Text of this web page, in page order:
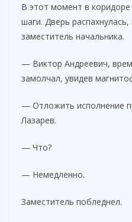
В этот момент в
шаги. Дверь
заместитель начальника.
— Виктор Андреевич,
замолчал, увидев
— Отложить исполнение
Лазарев.
— Что?
— Немедленно.
Заместитель побледнел.